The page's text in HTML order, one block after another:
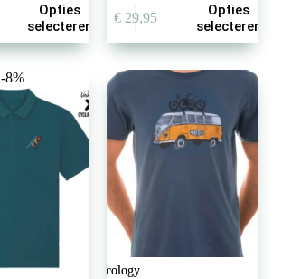
Opties
selecteren
€29,95
Opties
selecteren
product
meerdere
variaties.
Deze
optie
gekozen
worden
productpagina
-8%
Cycology